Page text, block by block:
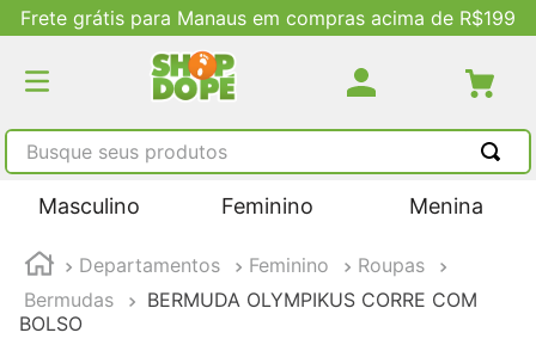
Frete grátis para Manaus em compras acima de R$199
Busque seus produtos
Masculino Feminino Menina
Departamentos Feminino
Roupas
Bermudas
BERMUDA OLYMPIKUS CORRE COM
BOLSO
TERMOS MAIS BUSCADOS
2
tenis feminino
3º